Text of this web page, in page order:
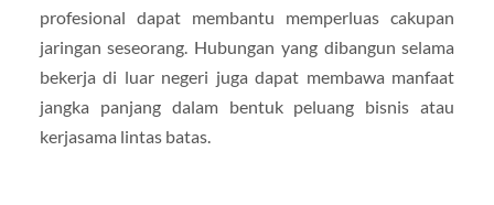
profesional dapat membantu memperluas cakupan
jaringan seseorang. Hubungan yang dibangun selama
bekerja di luar negeri juga dapat membawa manfaat
jangka panjang dalam bentuk peluang bisnis atau
kerjasama lintas batas.